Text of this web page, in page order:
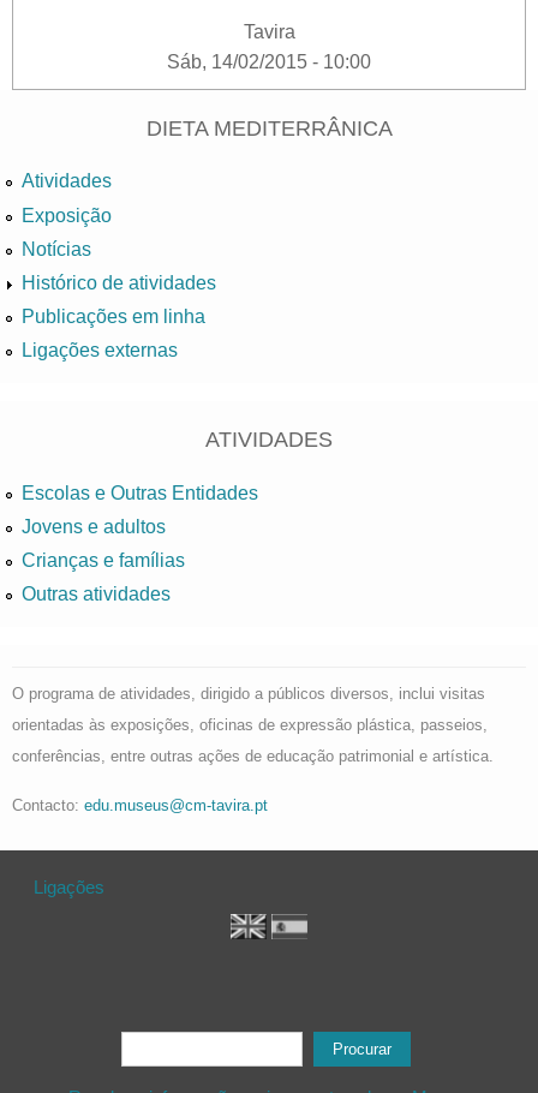
Tavira
Sáb, 14/02/2015 - 10:00
DIETA MEDITERRÂNICA
Atividades
Exposição
Notícias
Histórico de atividades
Publicações em linha
Ligações externas
ATIVIDADES
Escolas e Outras Entidades
Jovens e adultos
Crianças e famílias
Outras atividades
O programa de atividades, dirigido a públicos diversos, inclui visitas
orientadas às exposições, oficinas de expressão plástica, passeios,
conferências, entre outras ações de educação patrimonial e artística.
Contacto: edu.museus@cm-tavira.pt
Ligações
Formulário de procura